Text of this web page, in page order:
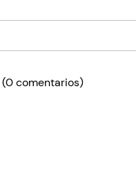
(0 comentarios)